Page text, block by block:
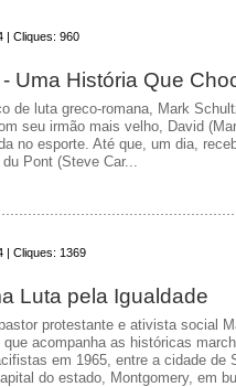
| Cliques: 960
Uma História Que
de luta greco-romana, Mark
seu irmão mais velho, David
no esporte. Até que, um dia,
Pont (Steve Car...
| Cliques: 1369
Luta pela Igualdade
protestante e ativista social
que acompanha as históricas
em 1965, entre a cidade de
do estado, Montgomery, em